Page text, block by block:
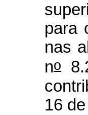
para
nas
no
16